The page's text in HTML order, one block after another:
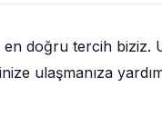
en doğru tercih biziz.
ulaşmanıza